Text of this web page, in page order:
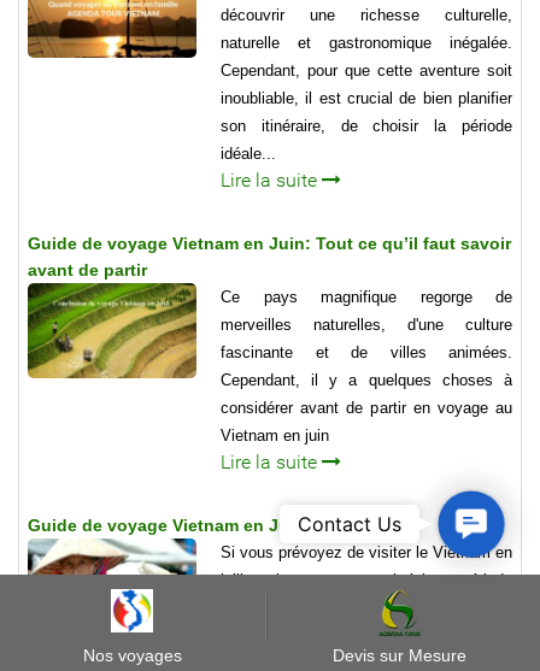
découvrir une richesse culturelle,
naturelle et gastronomique inégalée.
Cependant, pour que cette aventure soit
inoubliable, il est crucial de bien planifier
son itinéraire, de choisir la période
idéale...
Lire la suite
Guide de voyage Vietnam en Juin: Tout ce qu’il faut savoir
avant de partir
Ce pays magnifique regorge de
merveilles naturelles, d'une culture
fascinante et de villes animées.
Cependant, il y a quelques choses à
considérer avant de partir en voyage au
Vietnam en juin
Lire la suite
Guide de voyage Vietnam en Juillet
Si vous prévoyez de visiter le Vietnam en
juillet, alors vous avez choisi une période
idéale pour explorer ce pays magnifique.
Juillet est considéré comme l'un des
meilleurs mois pour visiter le Vietnam
Nos voyages Devis sur Mesure
Contact
Contact Us